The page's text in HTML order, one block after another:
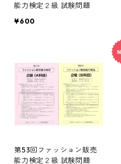
能力検定２級 試験問題
¥600
第53回ファッション販売
能力検定２級 試験問題